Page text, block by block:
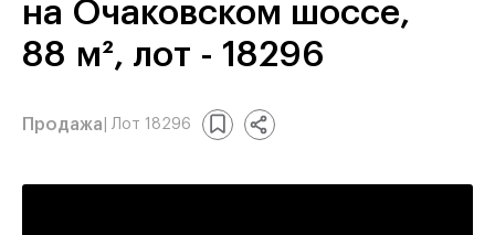
на Очаковском шоссе,
88 м², лот - 18296
Продажа | Лот 18296